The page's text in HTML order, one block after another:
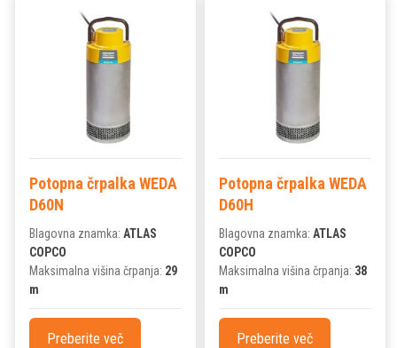
Potopna črpalka WEDA
D60N
Blagovna znamka: ATLAS
COPCO
Maksimalna višina črpanja: 29
m
Preberite več
Potopna črpalka WEDA
D60H
Blagovna znamka: ATLAS
COPCO
Maksimalna višina črpanja: 38
m
Preberite več